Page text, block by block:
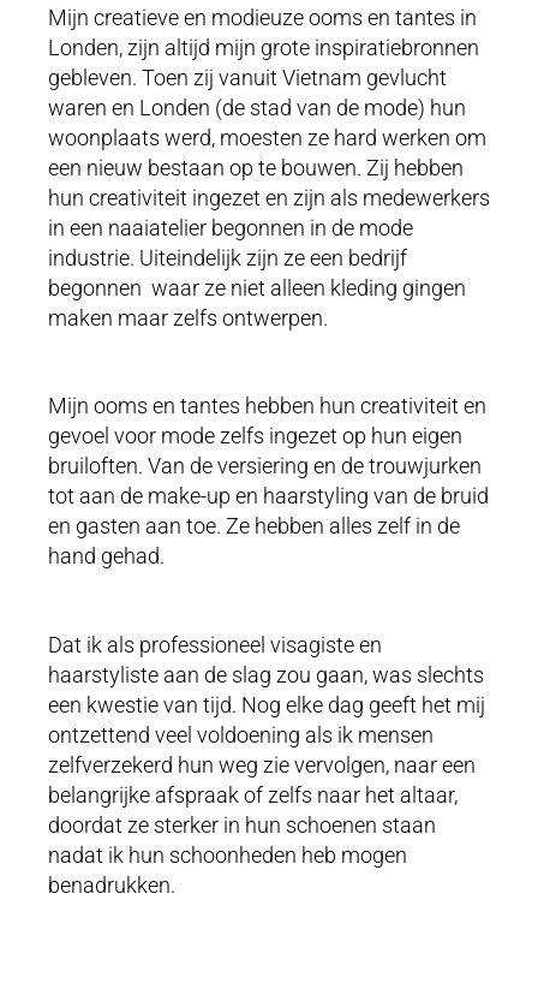
Mijn creatieve en modieuze ooms en tantes in
Londen, zijn altijd mijn grote inspiratiebronnen
gebleven. Toen zij vanuit Vietnam gevlucht
waren en Londen (de stad van de mode) hun
woonplaats werd, moesten ze hard werken om
een nieuw bestaan op te bouwen. Zij hebben
hun creativiteit ingezet en zijn als medewerkers
in een naaiatelier begonnen in de mode
industrie. Uiteindelijk zijn ze een bedrijf
begonnen waar ze niet alleen kleding gingen
maken maar zelfs ontwerpen.
Mijn ooms en tantes hebben hun creativiteit en
gevoel voor mode zelfs ingezet op hun eigen
bruiloften. Van de versiering en de trouwjurken
tot aan de make-up en haarstyling van de bruid
en gasten aan toe. Ze hebben alles zelf in de
hand gehad.
Dat ik als professioneel visagiste en
haarstyliste aan de slag zou gaan, was slechts
een kwestie van tijd. Nog elke dag geeft het mij
ontzettend veel voldoening als ik mensen
zelfverzekerd hun weg zie vervolgen, naar een
belangrijke afspraak of zelfs naar het altaar,
doordat ze sterker in hun schoenen staan
nadat ik hun schoonheden heb mogen
benadrukken.